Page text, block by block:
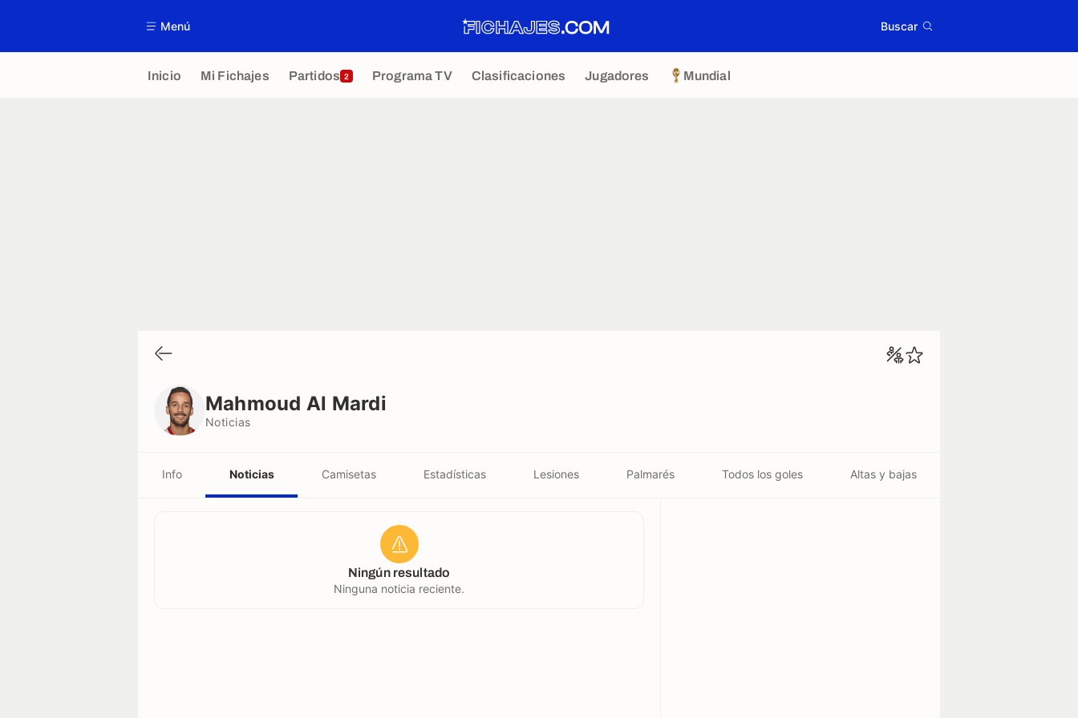
Menú Buscar
Inicio Mi Fichajes Partidos 2 Programa TV Clasificaciones Jugadores Mundial
Mahmoud Al Mardi
Noticias
Info Noticias Camisetas Estadísticas Lesiones Palmarés Todos los goles Altas y bajas
Ningún resultado
Ninguna noticia reciente.